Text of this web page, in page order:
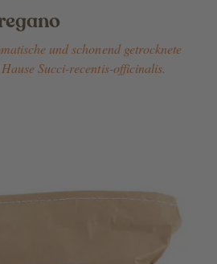
und schonend getrocknete
Succi-recentis-officinalis.